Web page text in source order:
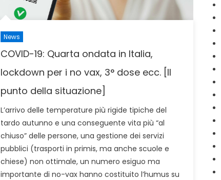
News
COVID-19: Quarta ondata in Italia,
lockdown per i no vax, 3° dose ecc. [Il
punto della situazione]
L’arrivo delle temperature più rigide tipiche del
tardo autunno e una conseguente vita più “al
chiuso” delle persone, una gestione dei servizi
pubblici (trasporti in primis, ma anche scuole e
chiese) non ottimale, un numero esiguo ma
importante di no-vax hanno costituito l’humus su